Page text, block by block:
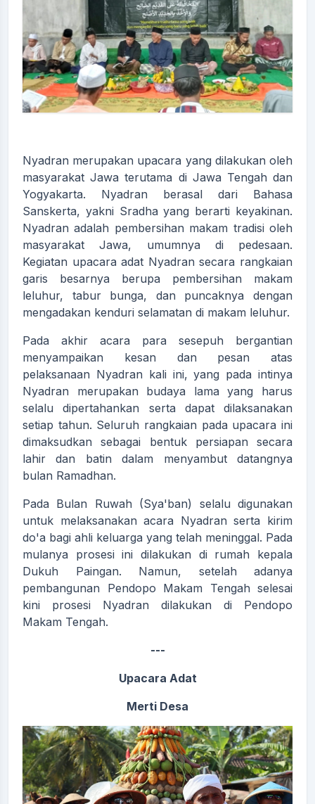
Nyadran merupakan upacara yang dilakukan oleh
masyarakat Jawa terutama di Jawa Tengah dan
Yogyakarta. Nyadran berasal dari Bahasa
Sanskerta, yakni Sradha yang berarti keyakinan.
Nyadran adalah pembersihan makam tradisi oleh
masyarakat Jawa, umumnya di pedesaan.
Kegiatan upacara adat Nyadran secara rangkaian
garis besarnya berupa pembersihan makam
leluhur, tabur bunga, dan puncaknya dengan
mengadakan kenduri selamatan di makam leluhur.
Pada akhir acara para sesepuh bergantian
menyampaikan kesan dan pesan atas
pelaksanaan Nyadran kali ini, yang pada intinya
Nyadran merupakan budaya lama yang harus
selalu dipertahankan serta dapat dilaksanakan
setiap tahun. Seluruh rangkaian pada upacara ini
dimaksudkan sebagai bentuk persiapan secara
lahir dan batin dalam menyambut datangnya
bulan Ramadhan.
Pada Bulan Ruwah (Sya'ban) selalu digunakan
untuk melaksanakan acara Nyadran serta kirim
do'a bagi ahli keluarga yang telah meninggal. Pada
mulanya prosesi ini dilakukan di rumah kepala
Dukuh Paingan. Namun, setelah adanya
pembangunan Pendopo Makam Tengah selesai
kini prosesi Nyadran dilakukan di Pendopo
Makam Tengah.
---
Upacara Adat
Merti Desa